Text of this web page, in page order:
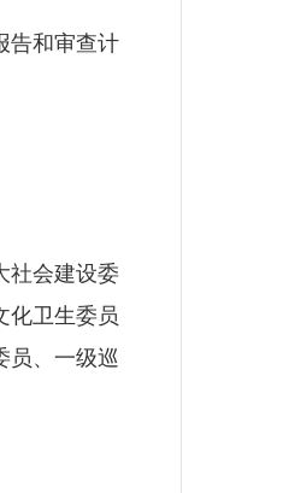
告和审查计
社会建设委
化卫生委员
员、一级巡